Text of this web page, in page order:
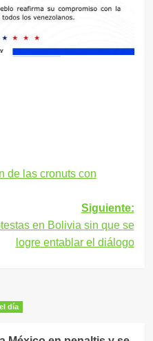
de las cronuts con
Siguiente:
en Bolivia sin que se
logre entablar el diálogo
día